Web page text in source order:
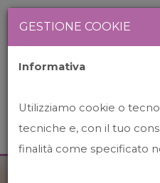
GESTIONE COOKIE
Informativa
Utilizziamo cookie o
tecniche e, con il tuo
finalità come specificato